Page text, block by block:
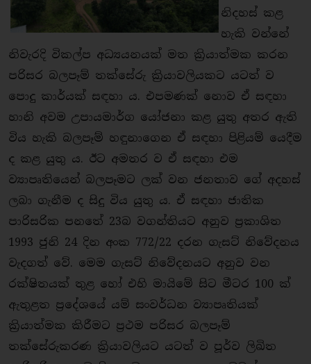
නිදහස් කළ
හැකි වන්නේ
නිවැරදි විකල්ප අධ්‍යයනයක් මත ක්‍රියාත්මක කරන
පරිසර බලපෑම් තක්සේරු ක්‍රියාවලියකට යටත් ව
පොදු කාර්යක් සඳහා ය. එපමණක් නොව ඒ සඳහා
හානි අවම උපායමාර්ග යෝජනා කළ යුතු අතර ඇති
විය හැකි බලපෑම් හඳුනාගෙන ඒ සඳහා පිළියම් යෙදීම
ද කළ යුතු ය. ඊට අමතර ව ඒ සඳහා එම
ව්‍යාපෘතියෙන් බලපෑමට ලක් වන ජනතාව ගේ අදහස්
ලබා ගැනීම ද සිදු විය යුතු ය. ඒ සඳහා ජාතික
පාරිසරික පනතේ 23බ වගන්තියට අනුව ප්‍රකාශිත
1993 ජුනි 24 දින අංක 772/22 දරන ගැසට් නිවේදනය
වැදගත් වේ. මෙම ගැසට් නිවේදනයට අනුව වන
රක්ෂිතයක් තුළ හෝ එහි මායිමේ සිට මීටර 100 ක්
ඇතුළත ප්‍රදේශයේ යම් සංවර්ධන ව්‍යාපෘතියක්
ක්‍රියාත්මක කිරීමට ප්‍රථම පරිසර බලපෑම්
තක්සේරුකරණ ක්‍රියාවලියට යටත් ව පූර්ව ලිඛිත